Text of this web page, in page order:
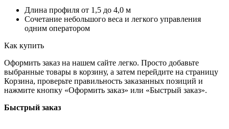
Длина профиля от 1,5 до 4,0 м
Сочетание небольшого веса и легкого управления
одним оператором
Как купить
Оформить заказ на нашем сайте легко. Просто добавьте
выбранные товары в корзину, а затем перейдите на страницу
Корзина, проверьте правильность заказанных позиций и
нажмите кнопку «Оформить заказ» или «Быстрый заказ».
Быстрый заказ